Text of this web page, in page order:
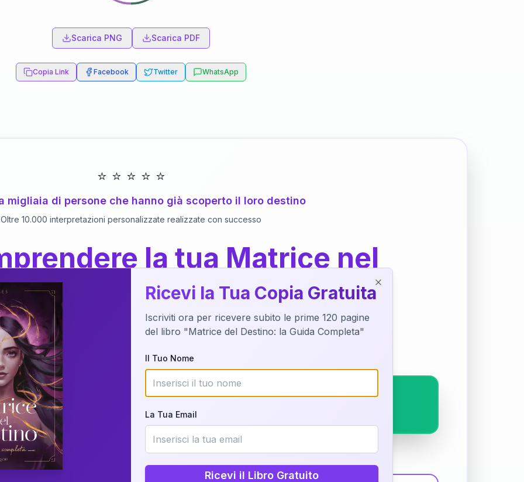
anni
Scarica PNG Scarica PDF
Copia Link Facebook Twitter WhatsApp
⭐ ⭐ ⭐ ⭐ ⭐
migliaia di persone che hanno già scoperto il loro destino
Oltre 10.000 interpretazioni personalizzate realizzate con successo
la tua Matrice nel
dettaglio?
della tua Matrice del Destino attraverso una nostra interpretazione
o studiando attraverso il manuale completo.
Richiedi Interpretazione
✨ Interpretazione personalizzata
del Libro
Ricevi la Tua Copia Gratuita
Iscriviti ora per ricevere subito le prime 120 pagine
del libro "Matrice del Destino: la Guida Completa"
Il Tuo Nome
La Tua Email
Ricevi il Libro Gratuito